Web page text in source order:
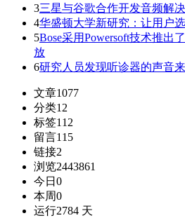
3三星与谷歌合作开发音频解
4华盛顿大学新研究：让用户
5Bose采用Powersoft技术推出
放
6研究人员发现听诊器的声音
文章1077
分类12
标签112
留言115
链接2
浏览2443861
今日 0
本周0
运行2784 天